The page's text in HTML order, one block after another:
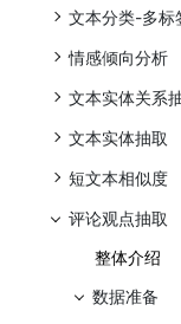
文本分类-多标
情感倾向分析
文本实体关系
文本实体抽取
短文本相似度
评论观点抽取
整体介绍
数据准备